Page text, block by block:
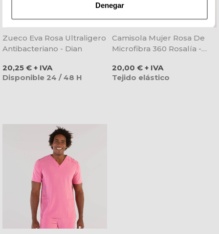
Denegar
Zueco Eva Rosa Ultraligero
Antibacteriano - Dian
Precio
20,25 € + IVA
Disponible 24 / 48 H
Camisola Mujer Rosa De
Microfibra 360 Rosalía -
Precio
20,00 € + IVA
Tejido elástico